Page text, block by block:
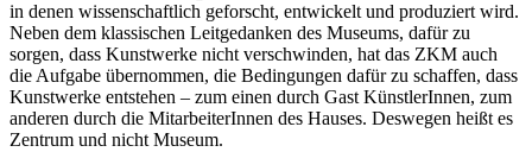
in denen wissenschaftlich geforscht, entwickelt und produziert wird.
Neben dem klassischen Leitgedanken des Museums, dafür zu
sorgen, dass Kunstwerke nicht verschwinden, hat das ZKM auch
die Aufgabe übernommen, die Bedingungen dafür zu schaffen, dass
Kunstwerke entstehen – zum einen durch Gast KünstlerInnen, zum
anderen durch die MitarbeiterInnen des Hauses. Deswegen heißt es
Zentrum und nicht Museum.